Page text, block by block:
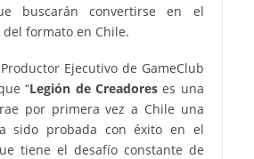
buscarán convertirse en el
formato en Chile.
Ejecutivo de GameClub
“Legión de Creadoreses una
por primera vez a Chile una
sido probada con éxito en el
tiene el desafío constante de